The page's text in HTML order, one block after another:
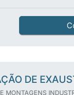
DE
MONTAGENS